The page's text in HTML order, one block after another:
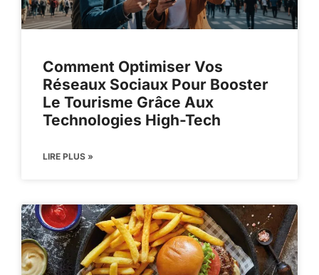
Comment Optimiser Vos
Réseaux Sociaux Pour Booster
Le Tourisme Grâce Aux
Technologies High-Tech
LIRE PLUS »